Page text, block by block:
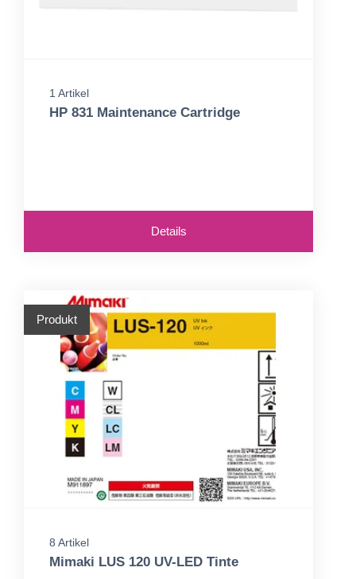
1 Artikel
HP 831 Maintenance Cartridge
Details
Produkt
8 Artikel
Mimaki LUS 120 UV-LED Tinte